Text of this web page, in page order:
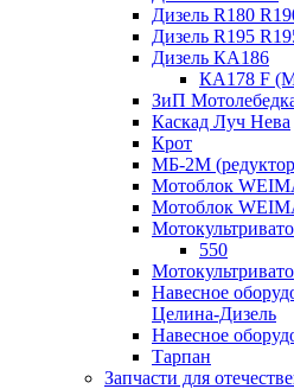
Дизель R180
Дизель R195
Дизель КА186
КА178 F
ЗиП
Каскад Луч Нева
Крот
МБ-2М
Мотоблок
Мотоблок
550
Навесное
Целина-Дизель
Навесное
Тарпан
Запчасти для